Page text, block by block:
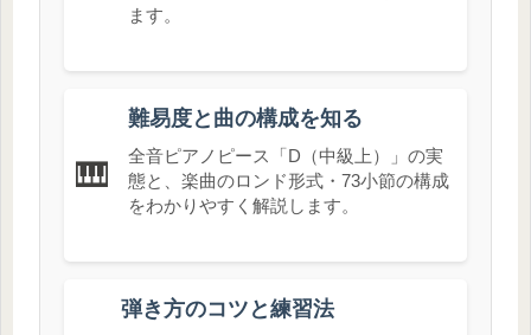
ます。
🎹
難易度と曲の構成を知る
全音ピアノピース「D（中級上）」の実
態と、楽曲のロンド形式・73小節の構成
をわかりやすく解説します。
弾き方のコツと練習法